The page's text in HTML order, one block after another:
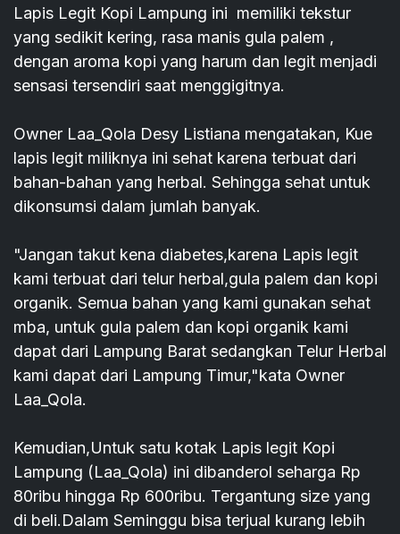
Lapis Legit Kopi Lampung ini memiliki tekstur
yang sedikit kering, rasa manis gula palem ,
dengan aroma kopi yang harum dan legit menjadi
sensasi tersendiri saat menggigitnya.
Owner Laa_Qola Desy Listiana mengatakan, Kue
lapis legit miliknya ini sehat karena terbuat dari
bahan-bahan yang herbal. Sehingga sehat untuk
dikonsumsi dalam jumlah banyak.
"Jangan takut kena diabetes,karena Lapis legit
kami terbuat dari telur herbal,gula palem dan kopi
organik. Semua bahan yang kami gunakan sehat
mba, untuk gula palem dan kopi organik kami
dapat dari Lampung Barat sedangkan Telur Herbal
kami dapat dari Lampung Timur,"kata Owner
Laa_Qola.
Kemudian,Untuk satu kotak Lapis legit Kopi
Lampung (Laa_Qola) ini dibanderol seharga Rp
80ribu hingga Rp 600ribu. Tergantung size yang
di beli.Dalam Seminggu bisa terjual kurang lebih